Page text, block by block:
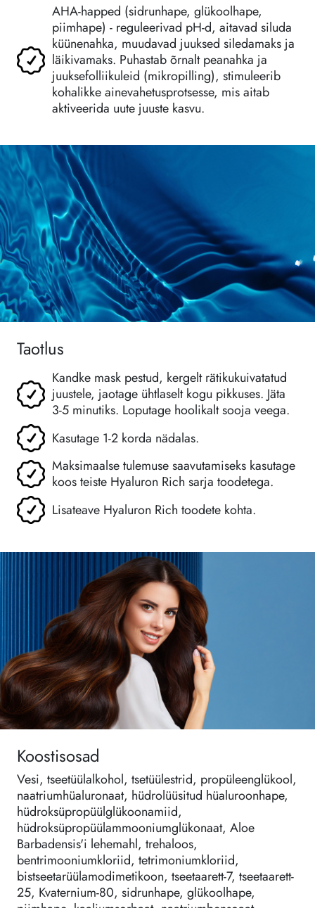
AHA-happed (sidrunhape, glükoolhape,
piimhape) - reguleerivad pH-d, aitavad siluda
küünenahka, muudavad juuksed siledamaks ja
läikivamaks. Puhastab õrnalt peanahka ja
juuksefolliikuleid (mikropilling), stimuleerib
kohalikke ainevahetusprotsesse, mis aitab
aktiveerida uute juuste kasvu.
Taotlus
Kandke mask pestud, kergelt rätikukuivatatud
juustele, jaotage ühtlaselt kogu pikkuses. Jäta
3-5 minutiks. Loputage hoolikalt sooja veega.
Kasutage 1-2 korda nädalas.
Maksimaalse tulemuse saavutamiseks kasutage
koos teiste Hyaluron Rich sarja toodetega.
Lisateave Hyaluron Rich toodete kohta.
Koostisosad
Vesi, tseetüülalkohol, tsetüülestrid, propüleenglükool,
naatriumhüaluronaat, hüdrolüüsitud hüaluroonhape,
hüdroksüpropüülglükoonamiid,
hüdroksüpropüülammooniumglükonaat, Aloe
Barbadensis'i lehemahl, trehaloos,
bentrimooniumkloriid, tetrimoniumkloriid,
bistseetarüülamodimetikoon, tseetaarett-7, tseetaarett-
25, Kvaternium-80, sidrunhape, glükoolhape,